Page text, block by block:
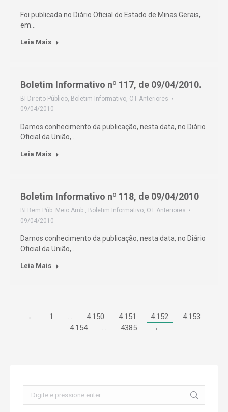
Foi publicada no Diário Oficial do Estado de Minas Gerais,
em…
Leia Mais
Boletim Informativo nº 117, de 09/04/2010.
BI Direito Público, Boletim Informativo, OT Anteriores
09/04/2010
Damos conhecimento da publicação, nesta data, no Diário
Oficial da União,…
Leia Mais
Boletim Informativo nº 118, de 09/04/2010
BI Bem Púb. Meio Amb., Boletim Informativo, OT Anteriores
09/04/2010
Damos conhecimento da publicação, nesta data, no Diário
Oficial da União,…
Leia Mais
← 1 … 4.150 4.151 4.152
4.153
4.154
… 4385 →